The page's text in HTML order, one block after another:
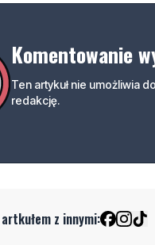
Komentowanie
Ten artykuł nie umożliwia
redakcję.
z innymi: